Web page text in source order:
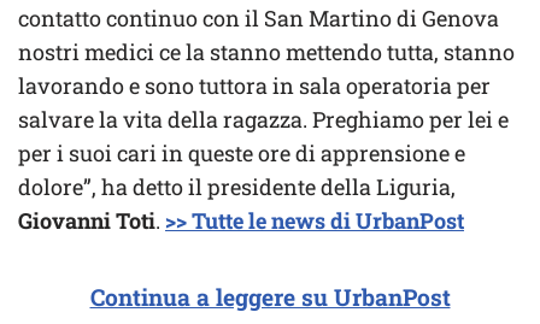
contatto continuo con il San Martino di Genova
nostri medici ce la stanno mettendo tutta, stanno
lavorando e sono tuttora in sala operatoria per
salvare la vita della ragazza. Preghiamo per lei e
per i suoi cari in queste ore di apprensione e
dolore”, ha detto il presidente della Liguria,
Giovanni Toti. >> Tutte le news di UrbanPost
Continua a leggere su UrbanPost